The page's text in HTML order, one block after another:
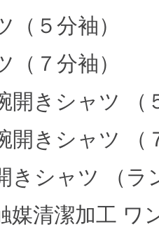
（５分袖）
（７分袖）
開きシャツ （
開きシャツ （
きシャツ （ラ
媒清潔加工 ワ